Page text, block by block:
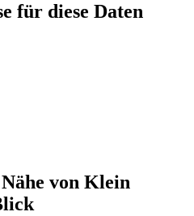
für diese Daten
von Klein